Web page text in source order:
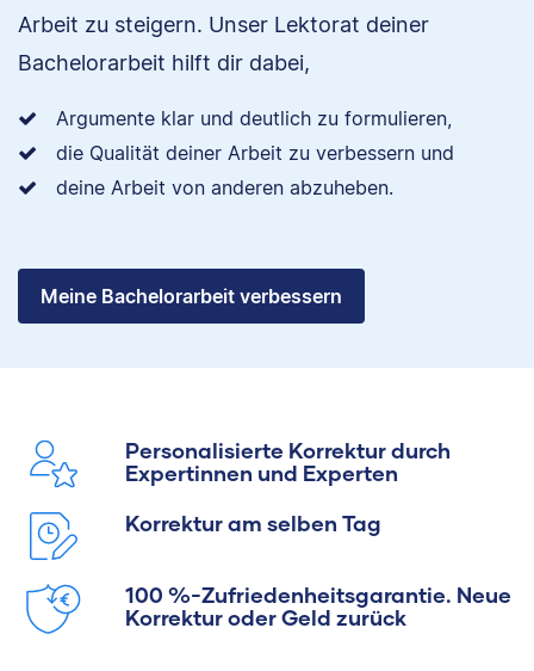
Arbeit zu steigern. Unser Lektorat deiner
Bachelorarbeit hilft dir dabei,
Argumente klar und deutlich zu formulieren,
die Qualität deiner Arbeit zu verbessern und
deine Arbeit von anderen abzuheben.
Meine Bachelorarbeit verbessern
Personalisierte Korrektur durch
Expertinnen und Experten
Korrektur am selben Tag
100 %-Zufriedenheitsgarantie. Neue
Korrektur oder Geld zurück